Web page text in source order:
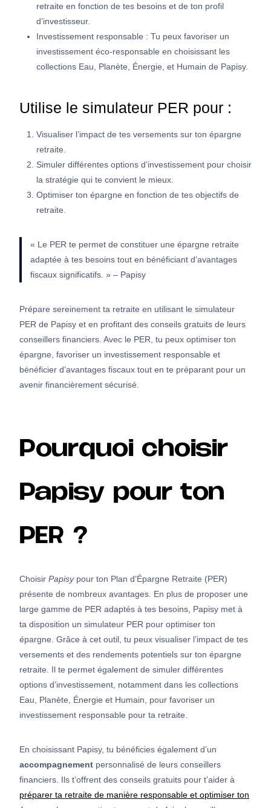
retraite en fonction de tes besoins et de ton profil
d’investisseur.
Investissement responsable : Tu peux favoriser un
investissement éco-responsable en choisissant les
collections Eau, Planète, Énergie, et Humain de Papisy.
Utilise le simulateur PER pour :
Visualiser l’impact de tes versements sur ton épargne
retraite.
Simuler différentes options d’investissement pour choisir
la stratégie qui te convient le mieux.
Optimiser ton épargne en fonction de tes objectifs de
retraite.
« Le PER te permet de constituer une épargne retraite
adaptée à tes besoins tout en bénéficiant d’avantages
fiscaux significatifs. » – Papisy
Prépare sereinement ta retraite en utilisant le simulateur
PER de Papisy et en profitant des conseils gratuits de leurs
conseillers financiers. Avec le PER, tu peux optimiser ton
épargne, favoriser un investissement responsable et
bénéficier d’avantages fiscaux tout en te préparant pour un
avenir financièrement sécurisé.
Pourquoi choisir
Papisy pour ton
PER ?
Choisir Papisypour ton Plan d’Épargne Retraite (PER)
présente de nombreux avantages. En plus de proposer une
large gamme de PER adaptés à tes besoins, Papisy met à
ta disposition un simulateur PER pour optimiser ton
épargne. Grâce à cet outil, tu peux visualiser l’impact de tes
versements et des rendements potentiels sur ton épargne
retraite. Il te permet également de simuler différentes
options d’investissement, notamment dans les collections
Eau, Planète, Énergie et Humain, pour favoriser un
investissement responsable pour ta retraite.
En choisissant Papisy, tu bénéficies également d’un
accompagnement personnalisé de leurs conseillers
financiers. Ils t’offrent des conseils gratuits pour t’aider à
préparer ta retraite de manière responsable et optimiser ton